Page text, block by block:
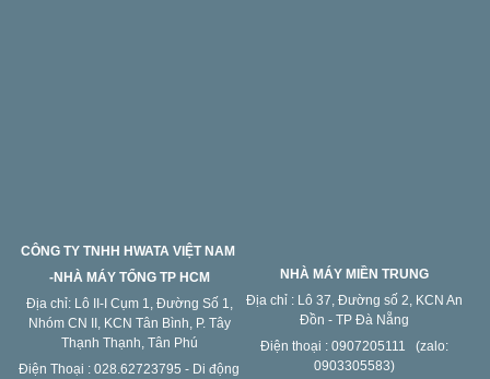
CÔNG TY TNHH HWATA VIỆT NAM
-NHÀ MÁY TỔNG TP HCM
Địa chỉ: Lô II-I Cụm 1, Đường Số 1,
Nhóm CN II, KCN Tân Bình, P. Tây
Thạnh Thạnh, Tân Phú
Điện Thoại : 028.62723795 - Di động
NHÀ MÁY MIỀN TRUNG
Địa chỉ : Lô 37, Đường số 2, KCN An
Đồn - TP Đà Nẵng
Điện thoại : 0907205111 (zalo:
0903305583)